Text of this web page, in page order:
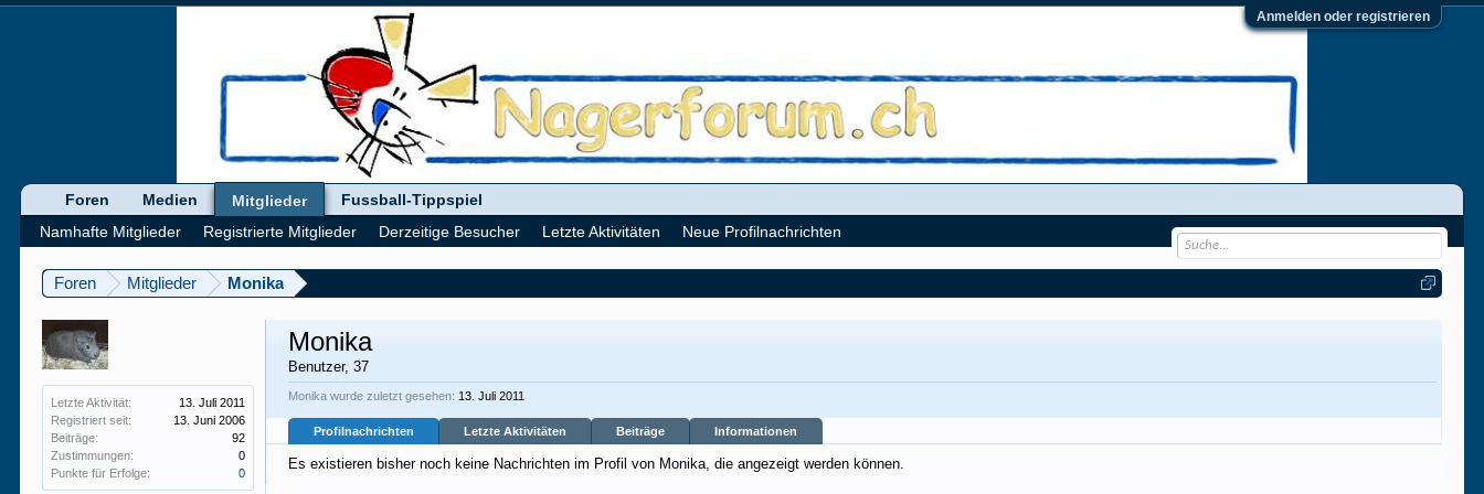
Anmelden oder registrieren
Foren Mitglieder Monika
Letzte Aktivität:
13. Juli 2011
Registriert seit:
13. Juni 2006
Beiträge:
92
Zustimmungen:
0
Punkte für Erfolge:
0
Monika
Benutzer, 37
Monika wurde zuletzt gesehen: 13. Juli 2011
Profilnachrichten Letzte Aktivitäten Beiträge Informationen
Es existieren bisher noch keine Nachrichten im Profil von Monika, die angezeigt werden können.
Foren Medien
Mitglieder
Namhafte Mitglieder
Registrierte Mitglieder Derzeitige Besucher Letzte Aktivitäten Neue Profilnachrichten
Fussball-Tippspiel